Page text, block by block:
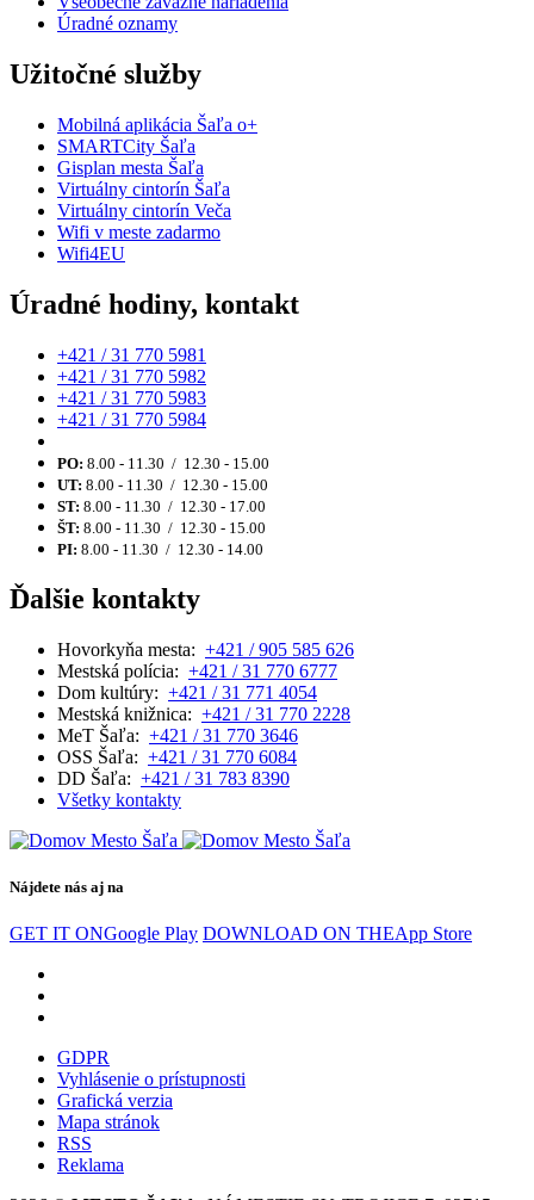
Úradné oznamy
Užitočné služby
Mobilná aplikácia Šaľa o+
SMARTCity Šaľa
Gisplan mesta Šaľa
Virtuálny cintorín Šaľa
Virtuálny cintorín Veča
Wifi v meste zadarmo
Wifi4EU
Úradné hodiny, kontakt
+421 / 31 770 5981
+421 / 31 770 5982
+421 / 31 770 5983
+421 / 31 770 5984
PO: 8.00 - 11.30 / 12.30 - 15.00
UT: 8.00 - 11.30 / 12.30 - 15.00
ST: 8.00 - 11.30 / 12.30 - 17.00
ŠT: 8.00 - 11.30 / 12.30 - 15.00
PI: 8.00 - 11.30 / 12.30 - 14.00
Ďalšie kontakty
Hovorkyňa mesta: +421 / 905 585 626
Mestská polícia: +421 / 31 770 6777
Dom kultúry: +421 / 31 771 4054
Mestská knižnica: +421 / 31 770 2228
MeT Šaľa: +421 / 31 770 3646
OSS Šaľa: +421 / 31 770 6084
DD Šaľa: +421 / 31 783 8390
Všetky kontakty
Nájdete nás aj na
GET IT ONGoogle Play DOWNLOAD ON THEApp Store
GDPR
Vyhlásenie o prístupnosti
Grafická verzia
Mapa stránok
RSS
Reklama